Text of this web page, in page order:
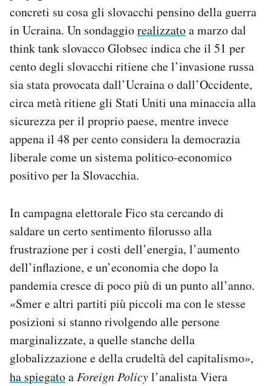
concreti su cosa gli slovacchi pensino della guerra
in Ucraina. Un sondaggiorealizzatoa marzo dal
think tank slovacco Globsec indica che il 51 per
cento degli slovacchi ritiene che l’invasione russa
sia stata provocata dall’Ucraina o dall’Occidente,
circa metà ritiene gli Stati Uniti una minaccia alla
sicurezza per il proprio paese, mentre invece
appena il 48 per cento considera la democrazia
liberale come un sistema politico-economico
positivo per la Slovacchia.
In campagna elettorale Fico sta cercando di
saldare un certo sentimento filorusso alla
frustrazione per i costi dell’energia, l’aumento
dell’inflazione, e un’economia che dopo la
pandemia cresce di poco più di un punto all’anno.
«Smer e altri partiti più piccoli ma con le stesse
posizioni si stanno rivolgendo alle persone
marginalizzate, a quelle stanche della
globalizzazione e della crudeltà del capitalismo»,
ha spiegatoaForeign Policyl’analista Viera